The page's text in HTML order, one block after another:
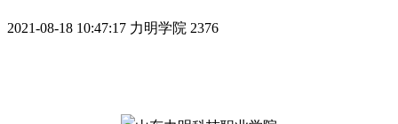
2021-08-18 10:47:17 力明学院 2376